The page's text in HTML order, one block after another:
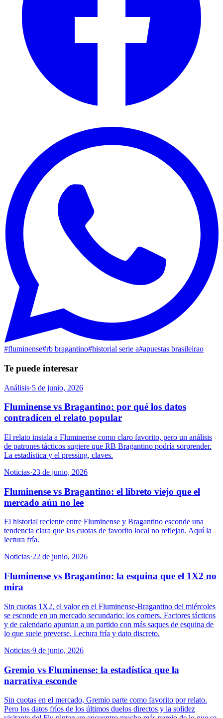
#fluminense#rb bragantino#historial serie a#apuestas brasileirao
Te puede interesar
Análisis·5 de junio, 2026
Fluminense vs Bragantino: por qué los datos
contradicen el relato popular
El relato instala a Fluminense como claro favorito, pero un análisis
de patrones tácticos sugiere que RB Bragantino podría sorprender.
La estadística y el pressing, claves.
Noticias·23 de junio, 2026
Fluminense vs Bragantino: el libreto viejo que el
mercado aún no lee
El historial reciente entre Fluminense y Bragantino esconde una
tendencia clara que las cuotas de favorito local no reflejan. Aquí la
lectura fría.
Noticias·22 de junio, 2026
Fluminense vs Bragantino: la esquina que el 1X2 no
mira
Sin cuotas 1X2, el valor en el Fluminense-Bragantino del miércoles
se esconde en un mercado secundario: los corners. Factores tácticos
y de calendario apuntan a un partido con más saques de esquina de
lo que suele preverse. Lectura fría y dato discreto.
Noticias·9 de junio, 2026
Gremio vs Fluminense: la estadística que la
narrativa esconde
Sin cuotas en el mercado, Gremio parte como favorito por relato.
Pero los datos fríos de los últimos duelos directos y la solidez